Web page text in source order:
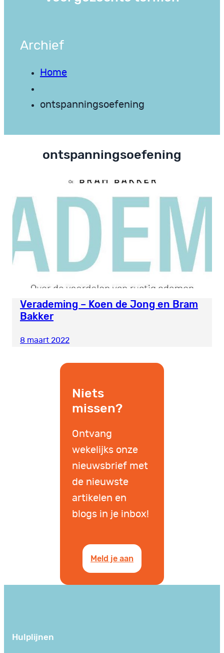
Archief
Home
ontspanningsoefening
ontspanningsoefening
Verademing – Koen de Jong en Bram
Bakker
8 maart 2022
Niets
missen?
Ontvang
wekelijks onze
nieuwsbrief met
de nieuwste
artikelen en
blogs in je inbox!
Meld je aan
Hulplijnen